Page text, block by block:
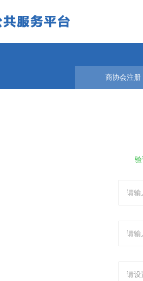
商协会注册